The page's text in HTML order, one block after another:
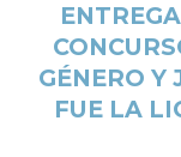
GÉNERO Y
FUE LA